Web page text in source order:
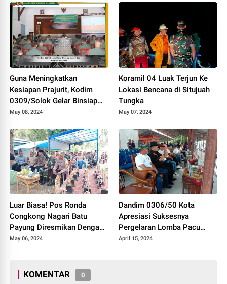
Guna Meningkatkan
Kesiapan Prajurit, Kodim
0309/Solok Gelar Binsiap
Apwil dan Puanter TA 2024
May 08, 2024
Koramil 04 Luak Terjun Ke
Lokasi Bencana di Situjuah
Tungka
May 07, 2024
Luar Biasa! Pos Ronda
Congkong Nagari Batu
Payung Diresmikan Dengan
Meriah
May 06, 2024
Dandim 0306/50 Kota
Apresiasi Suksesnya
Pergelaran Lomba Pacu
Kuda Lebaran Cup 2024
April 15, 2024
KOMENTAR 0